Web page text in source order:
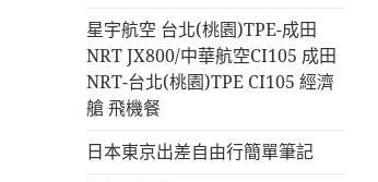
星宇航空 台北(桃園)TPE-成田
NRT JX800/中華航空CI105 成田
NRT-台北(桃園)TPE CI105 經濟
艙 飛機餐
日本東京出差自由行簡單筆記